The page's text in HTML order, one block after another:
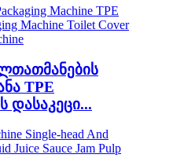
TPE
დასაკეცი...